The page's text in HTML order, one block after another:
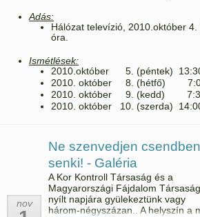
Adás:
Hálózat televízió, 2010.október
óra.
Ismétlések:
2010.október 5. (péntek)
2010. október 8. (hétfő)
2010. október 9. (kedd)
2010. október 10. (szerda)
nov
Ne szenvedjen csendben
senki! - Galéria
A Kor Kontroll Társaság és a
Magyarországi Fájdalom Társaság
nyílt napjára gyülekeztünk vagy
három-négyszázan.. A helyszín a